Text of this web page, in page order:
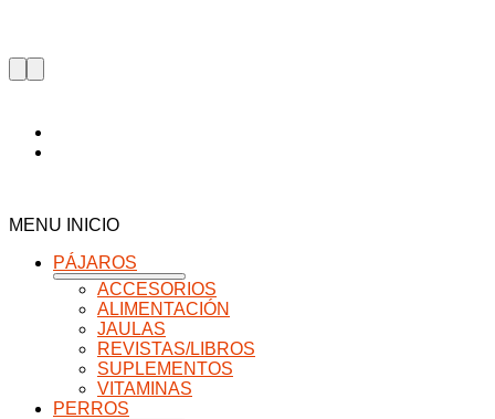
MENU INICIO
PÁJAROS
ACCESORIOS
ALIMENTACIÓN
JAULAS
REVISTAS/LIBROS
SUPLEMENTOS
VITAMINAS
PERROS